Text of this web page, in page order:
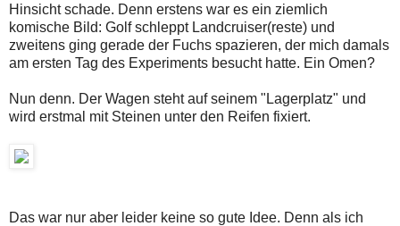
Hinsicht schade. Denn erstens war es ein ziemlich
komische Bild: Golf schleppt Landcruiser(reste) und
zweitens ging gerade der Fuchs spazieren, der mich damals
am ersten Tag des Experiments besucht hatte. Ein Omen?
Nun denn. Der Wagen steht auf seinem "Lagerplatz" und
wird erstmal mit Steinen unter den Reifen fixiert.
Das war nur aber leider keine so gute Idee. Denn als ich